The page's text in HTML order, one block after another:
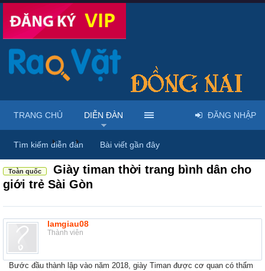
Diễn đàn ... Mua bán giày dép & túi xách
Toàn quốc
Giày timan thời trang bình dân cho
giới trẻ Sài Gòn
lamgiau08
Thành viên
Bước đầu thành lập vào năm 2018, giày Timan được cơ quan có thẩm
TRANG CHỦ DIỄN ĐÀN
Tìm kiếm diễn đàn Bài viết gần đây
ĐĂNG NHẬP